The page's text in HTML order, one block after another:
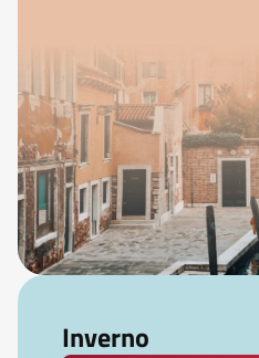
Inverno